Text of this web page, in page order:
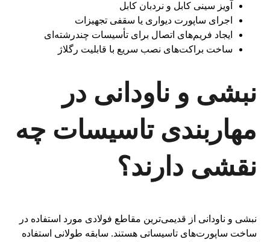
آویز سینی کابل و نردبان کابل
اجرای ساپورت دیواری یا سقفی تجهیزات
ایجاد فریم‌های اتصال برای تأسیسات چندرشته‌ای
ساخت براکت‌های نصب سریع با قابلیت رگلاژ
نبشی و ناودانی در
مهاربندی تاسیسات چه
نقشی دارند؟
نبشی و ناودانی از قدیمی‌ترین مقاطع فولادی مورد استفاده در
ساخت ساپورت‌های تاسیساتی هستند. سابقه طولانی استفاده